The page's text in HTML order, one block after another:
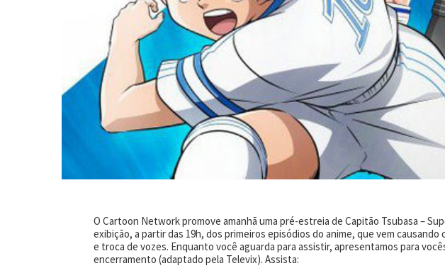
O Cartoon Network promove amanhã uma pré-estreia de Capitão Tsubasa –
exibição, a partir das 19h, dos primeiros episódios do anime, que vem
e troca de vozes. Enquanto você aguarda para assistir, apresentamos para
encerramento (adaptado pela Televix). Assista: